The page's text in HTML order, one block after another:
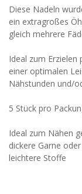
Diese Nadeln
ein extragroßes
gleich mehrere
Ideal zum Erzielen
einer optimalen
Nähstunden und/
5 Stück pro
Ideal zum Nähen
dickere Garne
leichtere Stoffe